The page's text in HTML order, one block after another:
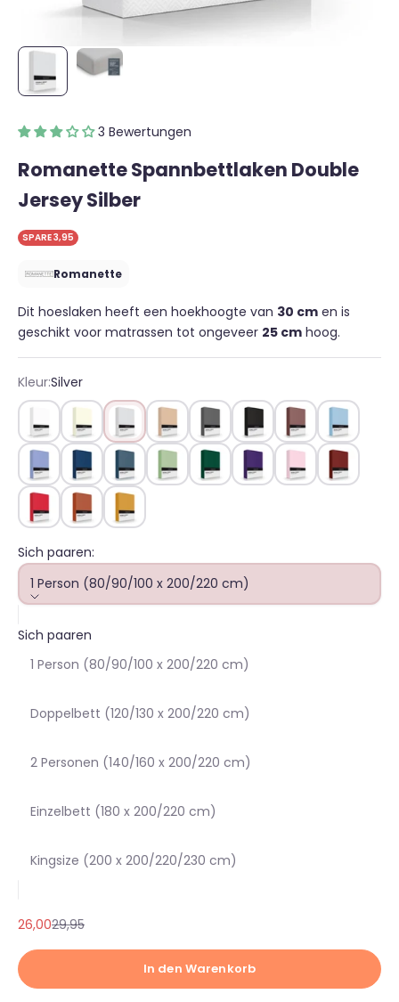
3 Bewertungen
Romanette Spannbettlaken Double
Jersey Silber
SPARE 3,95
Romanette
Dit hoeslaken heeft een hoekhoogte van 30 cm en is
geschikt voor matrassen tot ongeveer 25 cm hoog.
Kleur:Silver
Ivoor Silver Camel AntracietZwart Taupe Bleu
LavendelMarine Teal Dusty GreenForest Green
Purper Rose Bordo
Rood Terracotta
Oker
Sich paaren:
1 Person (80/90/100 x 200/220 cm)
Sich paaren
1 Person (80/90/100 x 200/220 cm)
Doppelbett (120/130 x 200/220 cm)
2 Personen (140/160 x 200/220 cm)
Einzelbett (180 x 200/220 cm)
Kingsize (200 x 200/220/230 cm)
Angebot
26,00Regulärer Preis
29,95
In den Warenkorb